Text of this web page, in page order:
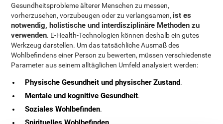
Gesundheitsprobleme älterer Menschen zu messen,
vorherzusehen, vorzubeugen oder zu verlangsamen, ist es
notwendig, holistische und interdisziplinäre Methoden zu
verwenden. E-Health-Technologien können deshalb ein gutes
Werkzeug darstellen. Um das tatsächliche Ausmaß des
Wohlbefindens einer Person zu bewerten, müssen verschiedenste
Parameter aus seinem alltäglichen Umfeld analysiert werden:
Physische Gesundheit und physischer Zustand.
Mentale und kognitive Gesundheit.
Soziales Wohlbefinden.